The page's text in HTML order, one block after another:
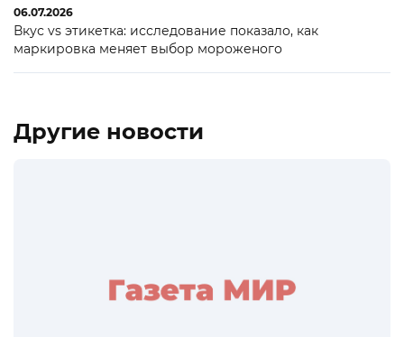
06.07.2026
Вкус vs этикетка: исследование показало, как
маркировка меняет выбор мороженого
Другие новости